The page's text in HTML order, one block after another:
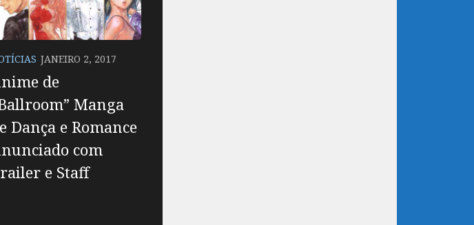
JANEIRO 2, 2017
de
Manga
Dança e Romance
com
e Staff